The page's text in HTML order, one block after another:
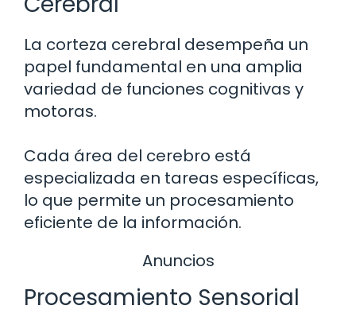
La corteza cerebral desempeña un
papel fundamental en una amplia
variedad de funciones cognitivas y
motoras.
Cada área del cerebro está
especializada en tareas específicas,
lo que permite un procesamiento
eficiente de la información.
Anuncios
Procesamiento Sensorial